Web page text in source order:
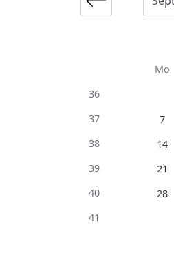
Mo
36
37
7
38
14
39
21
40
28
41